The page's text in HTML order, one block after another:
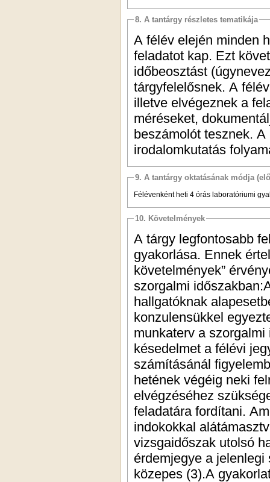
8. A tantárgy részletes tematikája
A félév elején minden
feladatot kap. Ezt
időbeosztást
tárgyfelelősnek. A
illetve elvégeznek a
méréseket,
beszámolót tesznek.
irodalomkutatás
9. A tantárgy oktatásának módja
Félévenként heti 4 órás laboratóriumi
10. Követelmények
A tárgy legfontosabb
gyakorlása. Ennek
követelmények”
szorgalmi
hallgatóknak
konzulensükkel
munkaterv a
késedelmet a félévi
számításánál
hetének végéig neki
elvégzéséhez
feladatára fordítani.
indokokkal
vizsgaidőszak utolsó
érdemjegye a
közepes (3).A